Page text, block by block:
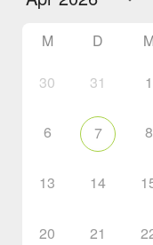
M D M
30 31 1
6 7 8
13 14
20 21